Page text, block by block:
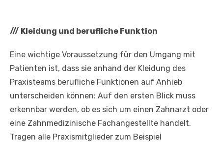
/// Kleidung und berufliche Funktion
Eine wichtige Voraussetzung für den Umgang mit
Patienten ist, dass sie anhand der Kleidung des
Praxisteams berufliche Funktionen auf Anhieb
unterscheiden können: Auf den ersten Blick muss
erkennbar werden, ob es sich um einen Zahnarzt oder
eine Zahnmedizinische Fachangestellte handelt.
Tragen alle Praxismitglieder zum Beispiel